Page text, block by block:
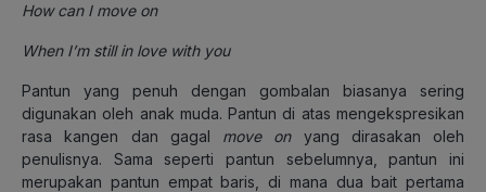
How can I move on
When I’m still in love with you
Pantun yang penuh dengan gombalan biasanya sering
digunakan oleh anak muda. Pantun di atas mengekspresikan
rasa kangen dan gagal move onyang dirasakan oleh
penulisnya. Sama seperti pantun sebelumnya, pantun ini
merupakan pantun empat baris, di mana dua bait pertama